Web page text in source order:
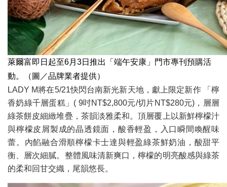
萊爾富即日起至6月3日推出「端午安康」門市專刊預購活
動。（圖／品牌業者提供）
LADY M將在5/21快閃台南新光新天地，獻上限定新作 「檸
香奶綠千層蛋糕」( 9吋NT$2,800元/切片NT$280元)，層層
綠茶餅皮細緻堆疊，茶韻淡雅柔和。頂層覆上以新鮮檸檬汁
與檸檬皮屑製成的晶透鏡面，酸香輕盈，入口瞬間喚醒味
蕾。內餡融合滑順檸檬卡士達與輕盈綠茶鮮奶油，酸甜平
衡、層次細膩。整體風味清新爽口，檸檬的明亮酸感與綠茶
的柔和回甘交織，尾韻悠長。